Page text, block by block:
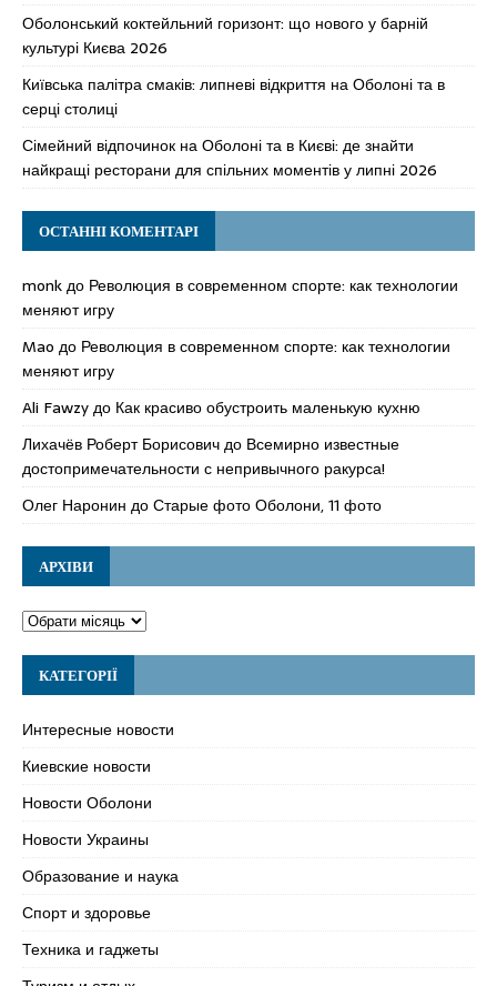
Оболонський коктейльний горизонт: що нового у барній
культурі Києва 2026
Київська палітра смаків: липневі відкриття на Оболоні та в
серці столиці
Сімейний відпочинок на Оболоні та в Києві: де знайти
найкращі ресторани для спільних моментів у липні 2026
ОСТАННІ КОМЕНТАРІ
monkдо Революция в современном спорте: как технологии
меняют игру
Mao до Революция в современном спорте: как технологии
меняют игру
Ali Fawzyдо Как красиво обустроить маленькую кухню
Лихачёв Роберт Борисовичдо Всемирно известные
достопримечательности с непривычного ракурса!
Олег Наронин доСтарые фото Оболони, 11 фото
АРХІВИ
КАТЕГОРІЇ
Интересные новости
Киевские новости
Новости Оболони
Новости Украины
Образование и наука
Спорт и здоровье
Техника и гаджеты